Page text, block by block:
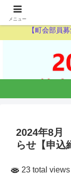
【ゴミ収集カレ
【町会部員募
2024年8月
らせ【申込
23 total views
メニュー